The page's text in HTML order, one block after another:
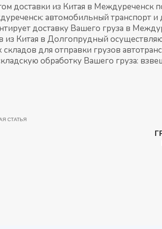
доставки из Китая в Междуреченск
автомобильный транспорт
доставку Вашего груза в
из Китая в Долгопрудный
складов для отправки грузов
обработку Вашего груза:
СТАТЬЯ